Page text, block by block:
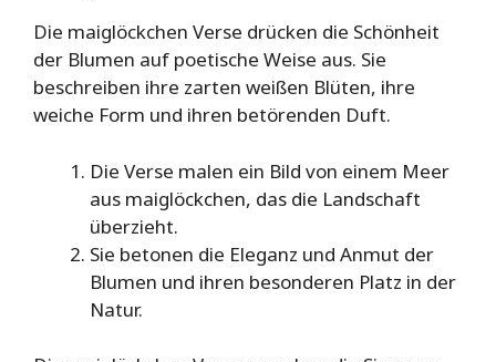
Die maiglöckchen Verse drücken die Schönheit
der Blumen auf poetische Weise aus. Sie
beschreiben ihre zarten weißen Blüten, ihre
weiche Form und ihren betörenden Duft.
Die Verse malen ein Bild von einem Meer
aus maiglöckchen, das die Landschaft
überzieht.
Sie betonen die Eleganz und Anmut der
Blumen und ihren besonderen Platz in der
Natur.